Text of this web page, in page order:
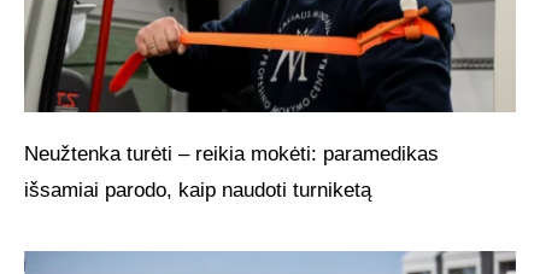
Neužtenka turėti – reikia mokėti: paramedikas
išsamiai parodo, kaip naudoti turniketą